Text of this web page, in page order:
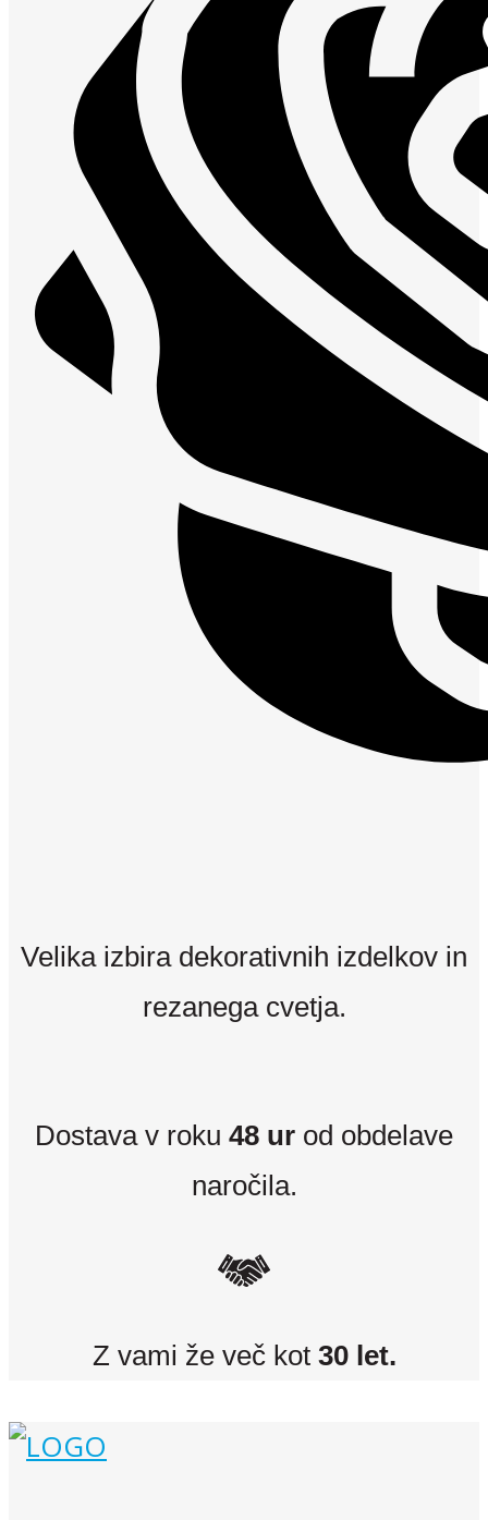
Velika izbira dekorativnih izdelkov in
rezanega cvetja.
Dostava v roku 48 ur od obdelave
naročila.
Z vami že več kot 30 let.